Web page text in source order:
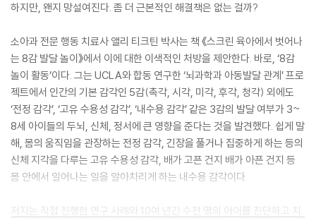
하지만, 왠지 망설여진다. 좀 더 근본적인 해결책은 없는 걸까?
소아과 전문 행동 치료사 앨리 티크틴 박사는 책 《스크린 육아에서 벗어나
는 8감 발달 놀이》에서 이에 대한 이색적인 처방을 제안한다. 바로, ‘8감
놀이 활동’이다. 그는 UCLA와 합동 연구한 ‘뇌과학과 아동발달 관계’ 프로
젝트에서 인간의 기본 감각인 5감(촉각, 시각, 미각, 후각, 청각) 외에도
‘전정 감각’, ‘고유 수용성 감각’, ‘내수용 감각’ 같은 3감의 발달 여부가 3~
8세 아이들의 두뇌, 신체, 정서에 큰 영향을 준다는 것을 발견했다. 쉽게 말
해, 몸의 움직임을 관장하는 전정 감각, 긴장을 풀거나 집중하게 하는 등의
신체 지각을 다루는 고유 수용성 감각, 배가 고픈 건지 배가 아픈 건지 등
몸 안에서 일어나는 일을 알아차리게 하는 내수용 감각이다.
저자는 직접 진행한 연구 사례와 10여 년간 수천 명의 아이를 진단하고 치